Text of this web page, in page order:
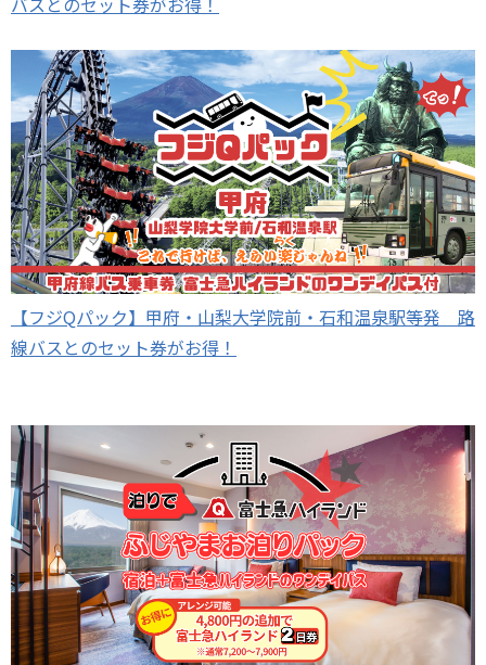
【フジQパック】甲府・山梨大学院前・石和温泉駅等発 路
線バスとのセット券がお得！